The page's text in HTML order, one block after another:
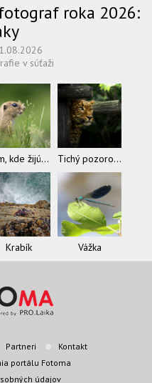
roka 2026:
v súťaži
Tam, kde žijú sysle Tichý pozorovateľ
Krabík Vážka
Partneri
Kontakt
portálu Fotoma
údajov